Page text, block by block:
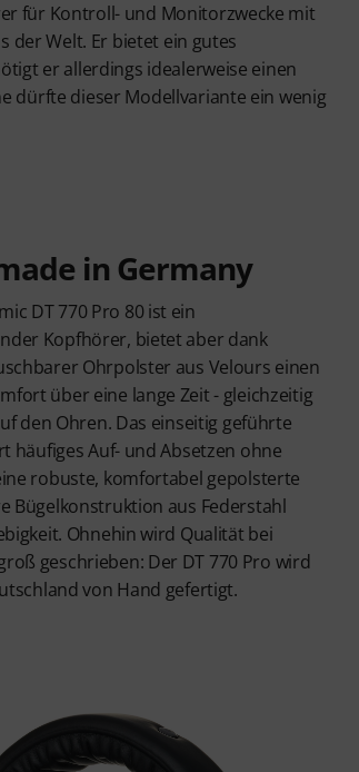
für Kontroll- und Monitorzwecke mit
der Welt. Er bietet ein gutes
er allerdings idealerweise einen
dürfte dieser Modellvariante ein wenig
in Germany
DT 770 Pro 80 ist ein
Kopfhörer, bietet aber dank
Ohrpolster aus Velours einen
über eine lange Zeit - gleichzeitig
den Ohren. Das einseitig geführte
häufiges Auf- und Absetzen ohne
robuste, komfortabel gepolsterte
Bügelkonstruktion aus Federstahl
Ohnehin wird Qualität bei
geschrieben: Der DT 770 Pro wird
von Hand gefertigt.